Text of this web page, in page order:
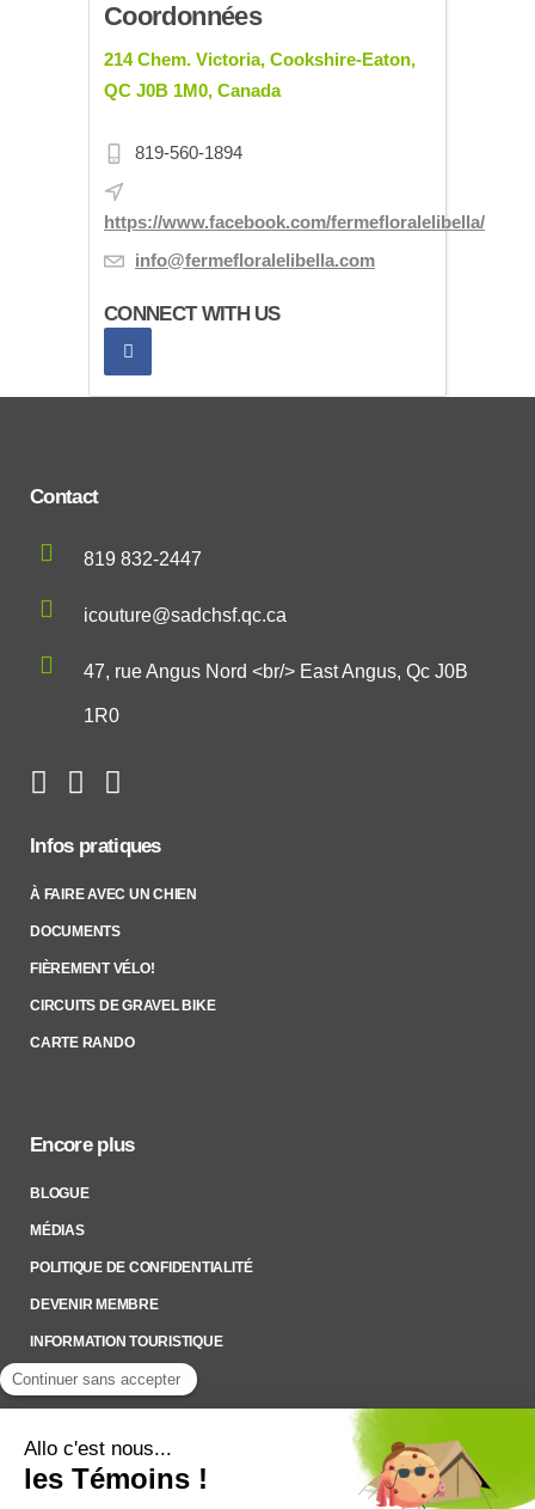
Coordonnées
214 Chem. Victoria, Cookshire-Eaton,
QC J0B 1M0, Canada
819-560-1894
https://www.facebook.com/fermefloralelibella/
info@fermefloralelibella.com
CONNECT WITH US
Contact
819 832-2447
icouture@sadchsf.qc.ca
47, rue Angus Nord <br/> East Angus, Qc J0B
1R0
Infos pratiques
À FAIRE AVEC UN CHIEN
DOCUMENTS
FIÈREMENT VÉLO!
CIRCUITS DE GRAVEL BIKE
CARTE RANDO
Encore plus
BLOGUE
MÉDIAS
POLITIQUE DE CONFIDENTIALITÉ
DEVENIR MEMBRE
INFORMATION TOURISTIQUE
Inscrivez-vous à notre Infolettre